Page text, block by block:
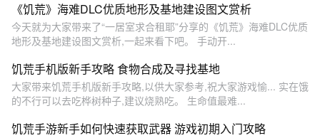
《饥荒》海难DLC优质地形及基地建设图文赏析
今天就为大家带来了“一居室求合租耶”分享的《饥荒》海难DLC优质
地形及基地建设图文赏析,一起来看下吧。 手动开...
饥荒手机版新手攻略 食物合成及寻找基地
大家带来饥荒手机版新手攻略,以供大家参考,祝大家游戏愉... 实在饿
的不行可以去吃桦树种子,建议烧熟吃。 生命值最难...
饥荒手游新手如何快速获取武器 游戏初期入门攻略